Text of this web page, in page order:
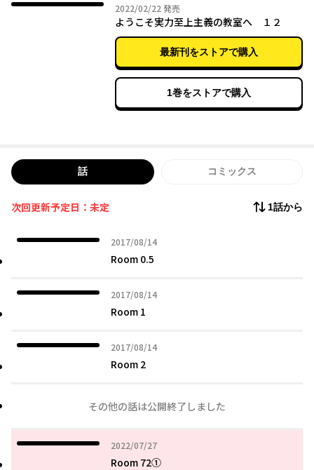
2022/02/22 2022年02月22日
発売
ようこそ実力至上主義の教室へ １２
最新刊をストアで購入
1巻をストアで購入
話 コミックス
次回更新予定日：未定 1話から
2017/08/14
2017年08月14日
Room 0.5
2017/08/14
2017年08月14日
Room 1
2017/08/14
2017年08月14日
Room 2
その他の話は公開終了しました
2022/07/27
2022年07月27日
Room 72①